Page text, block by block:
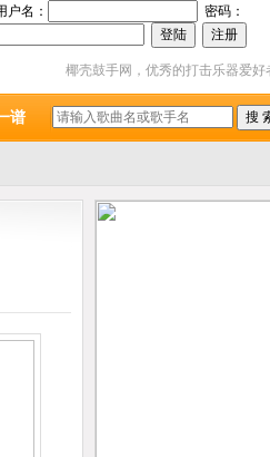
户名： 密码：
椰壳鼓手网，优秀的打击乐器爱好
谱